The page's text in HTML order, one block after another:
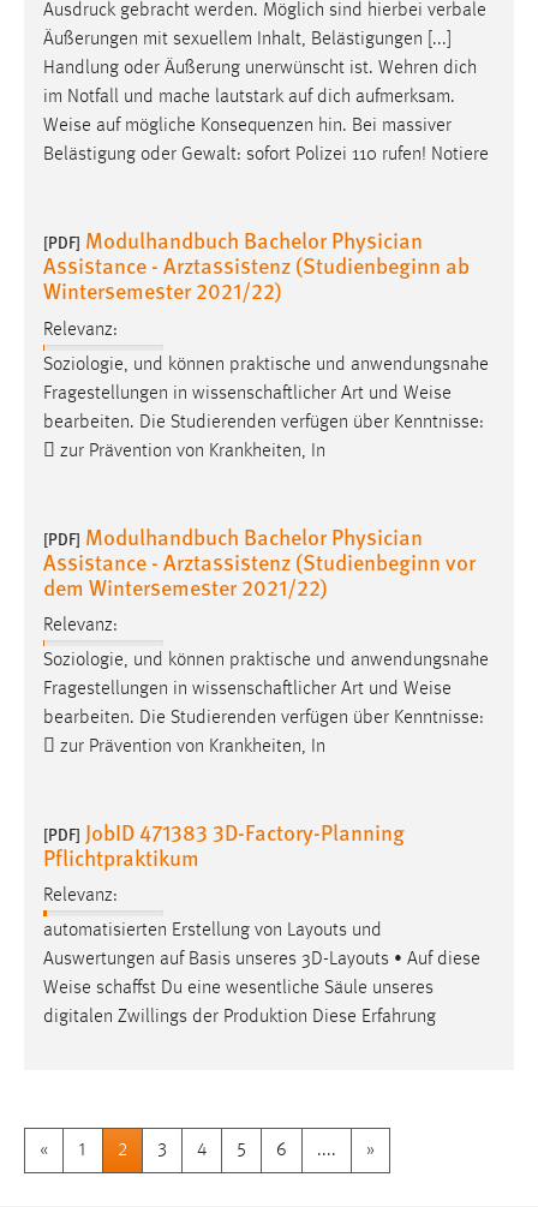
Ausdruck gebracht werden. Möglich sind hierbei verbale
Äußerungen mit sexuellem Inhalt, Belästigungen [...]
Handlung oder Äußerung unerwünscht ist. Wehren dich
im Notfall und mache lautstark auf dich aufmerksam.
Weise auf mögliche Konsequenzen hin. Bei massiver
Belästigung oder Gewalt: sofort Polizei 110 rufen! Notiere
[PDF] Modulhandbuch Bachelor Physician
Assistance - Arztassistenz (Studienbeginn ab
Wintersemester 2021/22)
Relevanz:
Soziologie, und können praktische und anwendungsnahe
Fragestellungen in wissenschaftlicher Art und Weise
bearbeiten. Die Studierenden verfügen über Kenntnisse:
 zur Prävention von Krankheiten, In
[PDF] Modulhandbuch Bachelor Physician
Assistance - Arztassistenz (Studienbeginn vor
dem Wintersemester 2021/22)
Relevanz:
Soziologie, und können praktische und anwendungsnahe
Fragestellungen in wissenschaftlicher Art und Weise
bearbeiten. Die Studierenden verfügen über Kenntnisse:
 zur Prävention von Krankheiten, In
[PDF] JobID 471383 3D-Factory-Planning
Pflichtpraktikum
Relevanz:
automatisierten Erstellung von Layouts und
Auswertungen auf Basis unseres 3D-Layouts • Auf diese
Weise schaffst Du eine wesentliche Säule unseres
digitalen Zwillings der Produktion Diese Erfahrung
« 1 2 3 4 5 6 .... »